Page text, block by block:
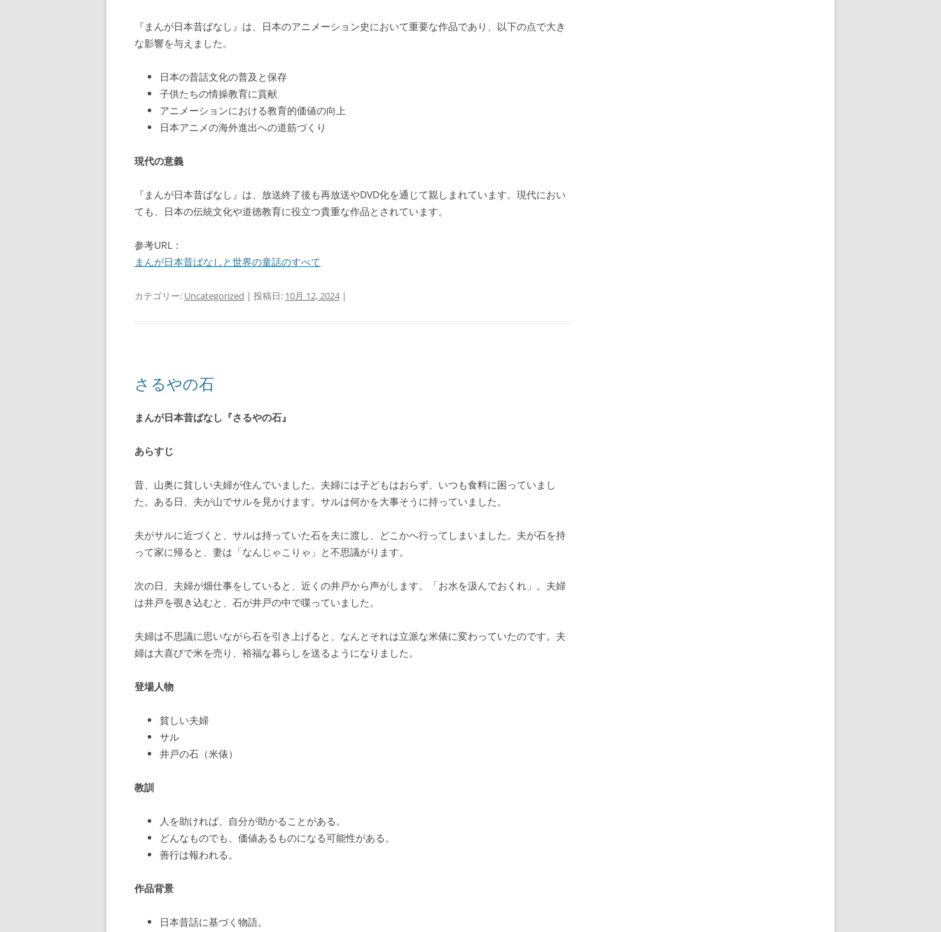
『まんが日本昔ばなし』は、日本のアニメーション史において重要な作品であり、以下の点で大き
な影響を与えました。
日本の昔話文化の普及と保存
子供たちの情操教育に貢献
アニメーションにおける教育的価値の向上
日本アニメの海外進出への道筋づくり
現代の意義
『まんが日本昔ばなし』は、放送終了後も再放送やDVD化を通じて親しまれています。現代におい
ても、日本の伝統文化や道徳教育に役立つ貴重な作品とされています。
参考URL：
まんが日本昔ばなしと世界の童話のすべて
カテゴリー: Uncategorized | 投稿日: 10月 12, 2024|
さるやの石
まんが日本昔ばなし『さるやの石』
あらすじ
昔、山奥に貧しい夫婦が住んでいました。夫婦には子どもはおらず、いつも食料に困っていまし
た。ある日、夫が山でサルを見かけます。サルは何かを大事そうに持っていました。
夫がサルに近づくと、サルは持っていた石を夫に渡し、どこかへ行ってしまいました。夫が石を持
って家に帰ると、妻は「なんじゃこりゃ」と不思議がります。
次の日、夫婦が畑仕事をしていると、近くの井戸から声がします。「お水を汲んでおくれ」。夫婦
は井戸を覗き込むと、石が井戸の中で喋っていました。
夫婦は不思議に思いながら石を引き上げると、なんとそれは立派な米俵に変わっていたのです。夫
婦は大喜びで米を売り、裕福な暮らしを送るようになりました。
登場人物
貧しい夫婦
サル
井戸の石（米俵）
教訓
人を助ければ、自分が助かることがある。
どんなものでも、価値あるものになる可能性がある。
善行は報われる。
作品背景
日本昔話に基づく物語。